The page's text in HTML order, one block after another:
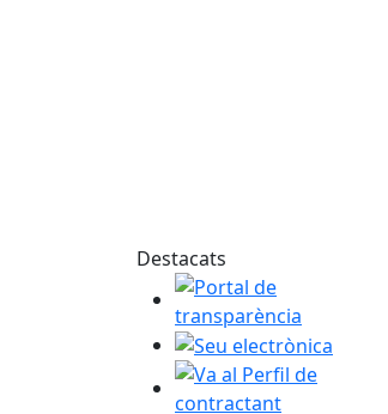
Destacats
Portal de transparència
Seu electrònica
Va al Perfil de